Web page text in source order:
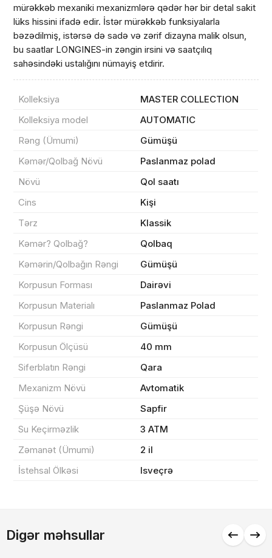
mürəkkəb mexaniki mexanizmlərə qədər hər bir detal sakit
lüks hissini ifadə edir. İstər mürəkkəb funksiyalarla
bəzədilmiş, istərsə də sadə və zərif dizayna malik olsun,
bu saatlar LONGINES-in zəngin irsini və saatçılıq
sahəsindəki ustalığını nümayiş etdirir.
Kolleksiya
MASTER COLLECTION
Kolleksiya model
AUTOMATIC
Rəng (Ümumi)
Gümüşü
Kəmər/Qolbağ Növü
Paslanmaz polad
Növü
Qol saatı
Cins
Kişi
Tərz
Klassik
Kəmər? Qolbağ?
Qolbaq
Kəmərin/Qolbağın Rəngi
Gümüşü
Korpusun Forması
Dairəvi
Korpusun Materialı
Paslanmaz Polad
Korpusun Rəngi
Gümüşü
Korpusun Ölçüsü
40 mm
Siferblatın Rəngi
Qara
Mexanizm Növü
Avtomatik
Şüşə Növü
Sapfir
Su Keçirməzlik
3 ATM
Zəmanət (Ümumi)
2 il
İstehsal Ölkəsi
Isveçrə
Digər məhsullar
Çatdırılma
Yekun məbləğ
Sifarişi rəsmiləşdir
Alış-verişə davam et
OK